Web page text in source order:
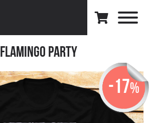
Flamingo Party
-17%